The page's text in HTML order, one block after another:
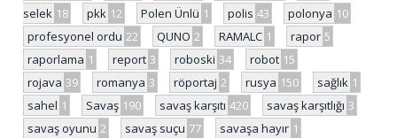
selek 18 pkk 12 Polen Ünlü 1 polis 43 polonya 10
profesyonel ordu 22 QUNO 2 RAMALC 1 rapor 5
raporlama 1 report 3 roboski 34 robot 15
rojava 39 romanya 3 röportaj 2 rusya 150 sağlık 1
sahel 1 Savaş 190 savaş karşıtı 420 savaş karşıtlığı 3
savaş oyunu 2 savaş suçu 77 savaşa hayır 1